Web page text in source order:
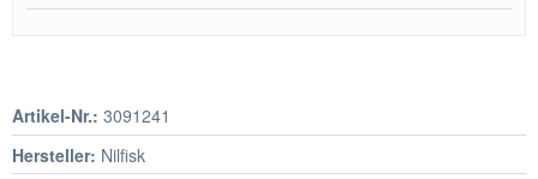
Artikel-Nr.: 3091241
Hersteller: Nilfisk